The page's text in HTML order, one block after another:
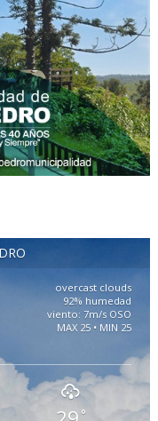
overcast clouds
92% humedad
viento: 7m/s OSO
MAX 25 • MIN 25
°